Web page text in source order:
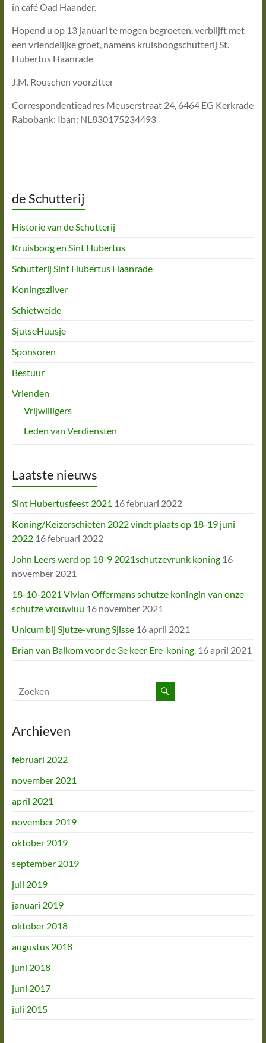
in café Oad Haander.
Hopend u op 13 januari te mogen begroeten, verblijft met
een vriendelijke groet, namens kruisboogschutterij St.
Hubertus Haanrade
J.M. Rouschen voorzitter
Correspondentieadres Meuserstraat 24, 6464 EG Kerkrade
Rabobank: Iban: NL830175234493
de Schutterij
Historie van de Schutterij
Kruisboog en Sint Hubertus
Schutterij Sint Hubertus Haanrade
Koningszilver
Schietweide
SjutseHuusje
Sponsoren
Bestuur
Vrienden
Vrijwilligers
Leden van Verdiensten
Laatste nieuws
Sint Hubertusfeest 2021 16 februari 2022
Koning/Keizerschieten 2022 vindt plaats op 18-19 juni
2022 16 februari 2022
John Leers werd op 18-9 2021schutzevrunk koning 16
november 2021
18-10-2021 Vivian Offermans schutze koningin van onze
schutze vrouwluu 16 november 2021
Unicum bij Sjutze-vrung Sjisse 16 april 2021
Brian van Balkom voor de 3e keer Ere-koning. 16 april 2021
Archieven
februari 2022
november 2021
april 2021
november 2019
oktober 2019
september 2019
juli 2019
januari 2019
oktober 2018
augustus 2018
juni 2018
juni 2017
juli 2015